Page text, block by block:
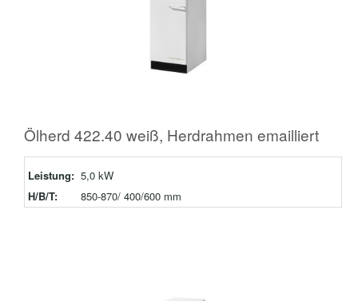
Ölherd 422.40 weiß, Herdrahmen emailliert
Leistung: 5,0 kW
H/B/T:
850-870/ 400/600 mm